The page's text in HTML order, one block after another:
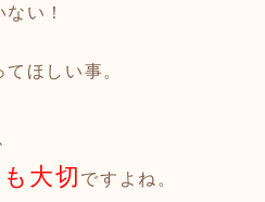
い！
ほしい事。
大切 ですよね。